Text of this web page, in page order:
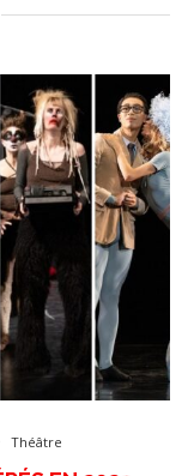
Théâtre